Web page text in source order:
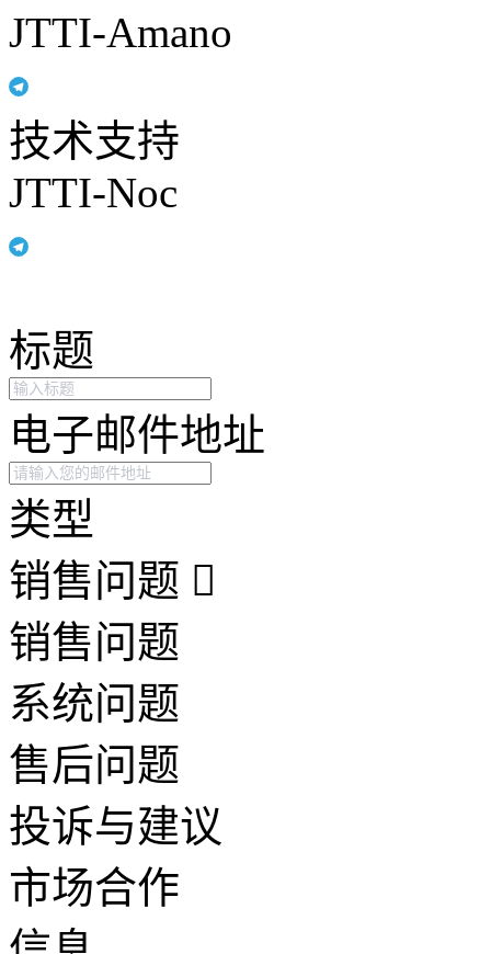
JTTI-Amano
技术支持
JTTI-Noc
标题
电子邮件地址
类型
销售问题
销售问题
系统问题
售后问题
投诉与建议
市场合作